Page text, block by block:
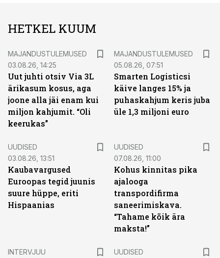
HETKEL KUUM
MAJANDUSTULEMUSED
03.08.26, 14:25
Uut juhti otsiv Via 3L
ärikasum kosus, aga
joone alla jäi enam kui
miljon kahjumit. “Oli
keerukas”
MAJANDUSTULEMUSED
05.08.26, 07:51
Smarten Logisticsi
käive langes 15% ja
puhaskahjum keris juba
üle 1,3 miljoni euro
UUDISED
03.08.26, 13:51
Kaubavargused
Euroopas tegid juunis
suure hüppe, eriti
Hispaanias
UUDISED
07.08.26, 11:00
Kohus kinnitas pika
ajalooga
transpordifirma
saneerimiskava.
“Tahame kõik ära
maksta!”
INTERVJUU
UUDISED